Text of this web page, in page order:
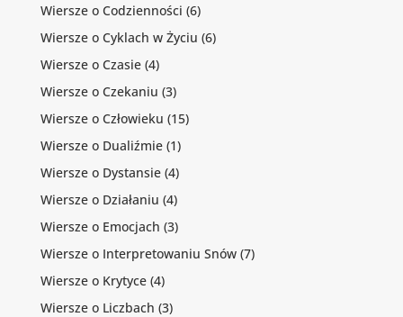
Wiersze o Codzienności (6)
Wiersze o Cyklach w Życiu (6)
Wiersze o Czasie(4)
Wiersze o Czekaniu (3)
Wiersze o Człowieku (15)
Wiersze o Dualiźmie(1)
Wiersze o Dystansie(4)
Wiersze o Działaniu (4)
Wiersze o Emocjach (3)
Wiersze o Interpretowaniu Snów(7)
Wiersze o Krytyce(4)
Wiersze o Liczbach (3)